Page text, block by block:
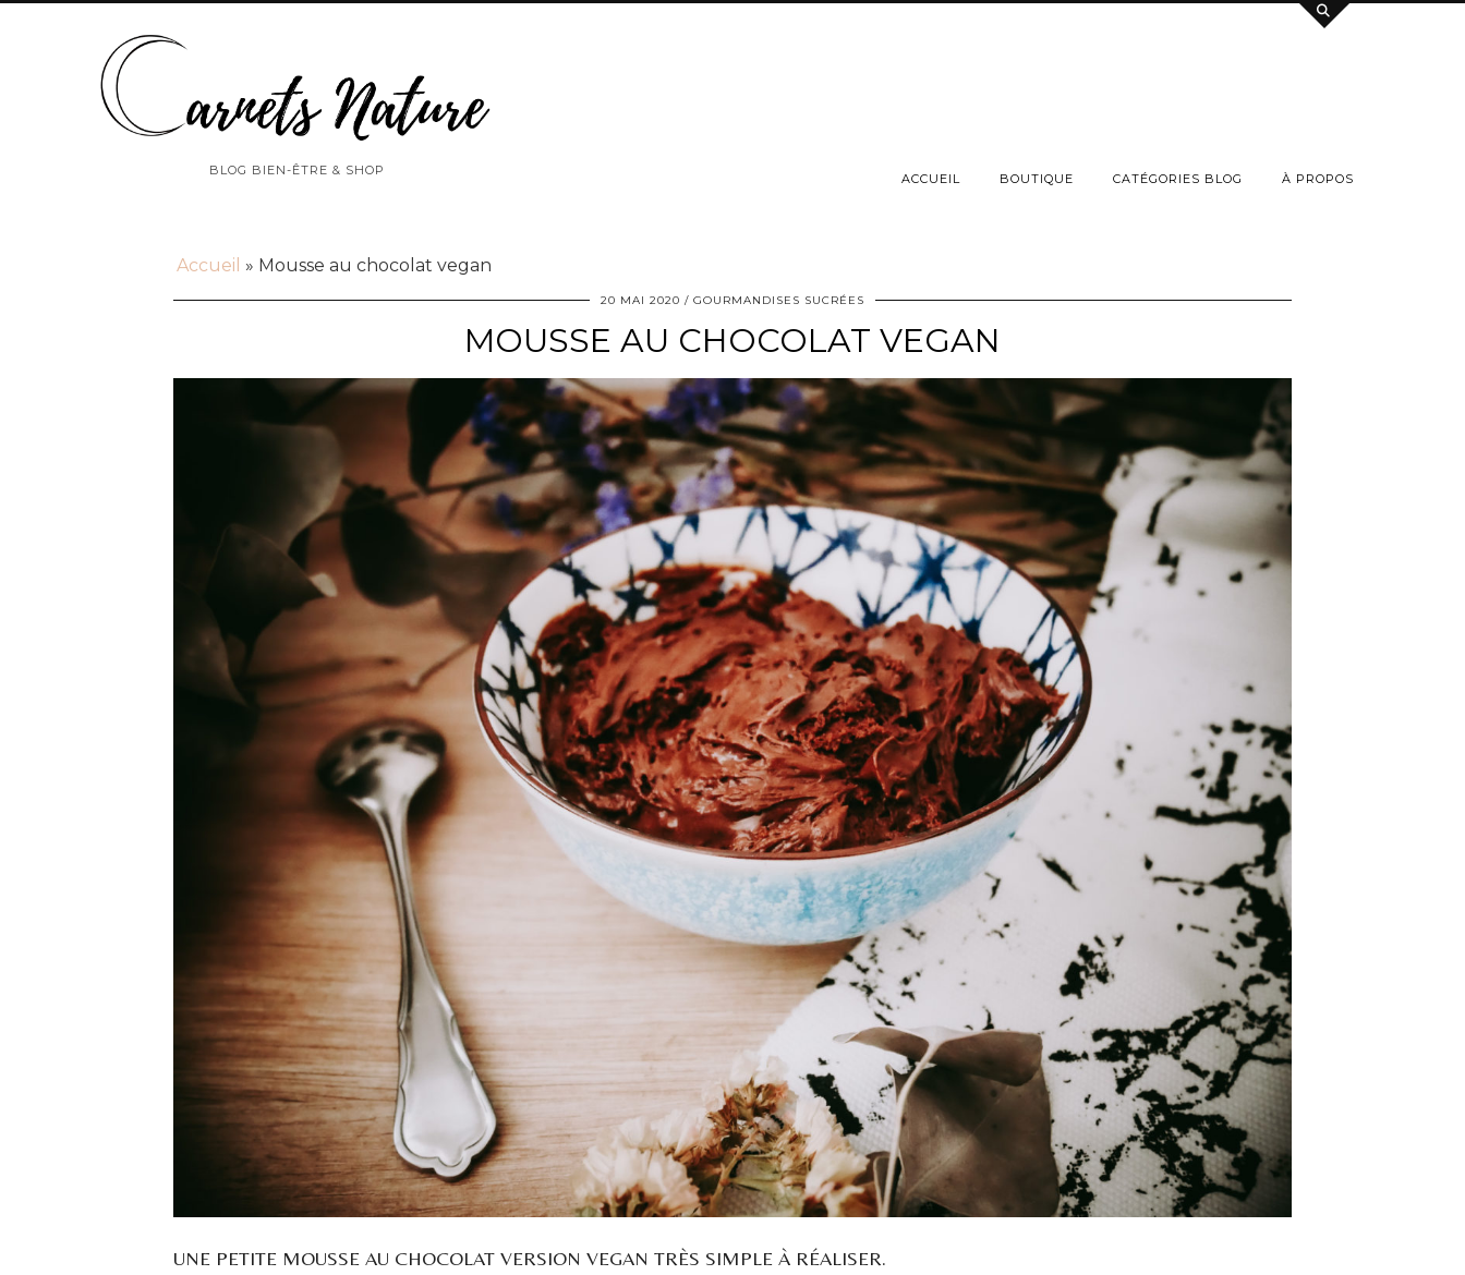
BLOG BIEN-ÊTRE & SHOP
ACCUEIL BOUTIQUE CATÉGORIES BLOG À PROPOS
Accueil » Mousse au chocolat vegan
20 MAI 2020 GOURMANDISES SUCRÉES
MOUSSE AU CHOCOLAT VEGAN
UNE PETITE MOUSSE AU CHOCOLAT VERSION VEGAN TRÈS SIMPLE À RÉALISER.